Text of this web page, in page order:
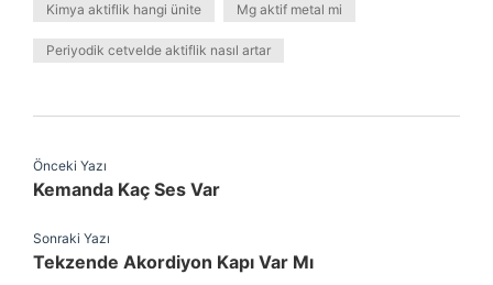
Kimya aktiflik hangi ünite Mg aktif metal mi
Periyodik cetvelde aktiflik nasıl artar
Önceki Yazı
Kemanda Kaç Ses Var
Sonraki Yazı
Tekzende Akordiyon Kapı Var Mı